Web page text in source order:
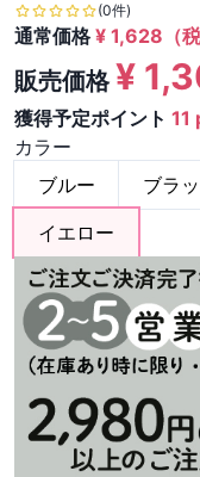
(0件)
通常価格¥ 1,628 （
販売価格¥
獲得予定ポイント 11
カラー
ブルー
ブラ
イエロー